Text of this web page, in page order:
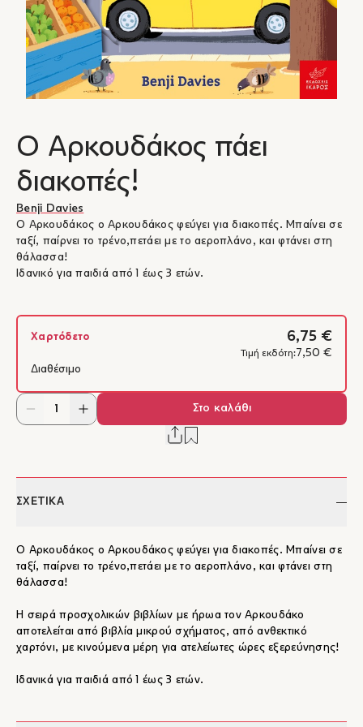
Ο Αρκουδάκος πάει
διακοπές!
Benji Davies
Ο Αρκουδάκος ο Αρκουδάκος φεύγει για διακοπές. Μπαίνει σε
ταξί, παίρνει το τρένο,πετάει με το αεροπλάνο, και φτάνει στη
θάλασσα!
Ιδανικό για παιδιά από 1 έως 3 ετών.
Χαρτόδετο 6,75 €
Τιμή εκδότη:7,50 €
Διαθέσιμο
Στο καλάθι
ΣΧΕΤΙΚΑ
Ο Αρκουδάκος ο Αρκουδάκος φεύγει για διακοπές. Μπαίνει σε
ταξί, παίρνει το τρένο,πετάει με το αεροπλάνο, και φτάνει στη
θάλασσα!
Η σειρά προσχολικών βιβλίων με ήρωα τον Αρκουδάκο
αποτελείται από βιβλία μικρού σχήματος, από ανθεκτικό
χαρτόνι, με κινούμενα μέρη για ατελείωτες ώρες εξερεύνησης!
Ιδανικά για παιδιά από 1 έως 3 ετών.